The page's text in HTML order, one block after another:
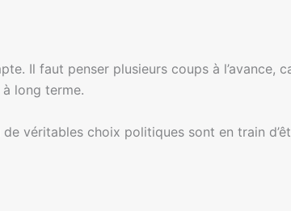
Il faut penser plusieurs coups à l’avance,
long terme.
véritables choix politiques sont en train